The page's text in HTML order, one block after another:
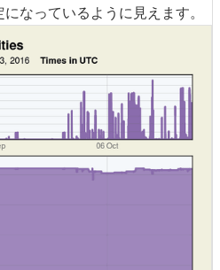
なっているように見えます。